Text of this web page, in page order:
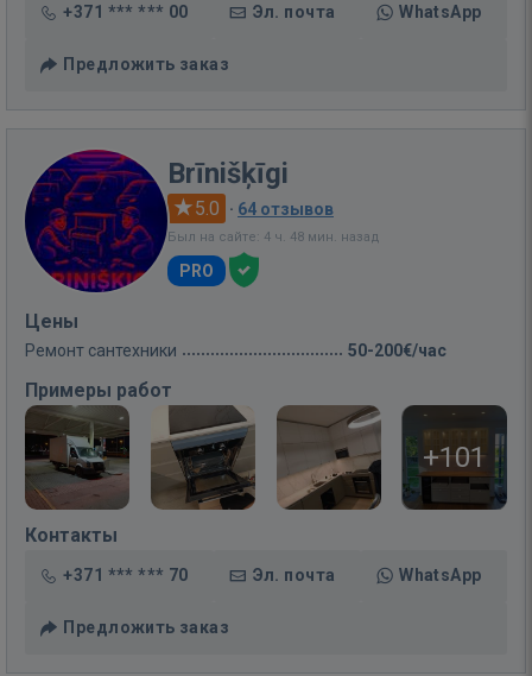
+371 *** *** 00 Эл. почта WhatsApp
Предложить заказ
Brīnišķīgi
5.0 · 64 отзывов
Был на сайте: 4 ч. 48 мин. назад
PRO
Цены
Ремонт сантехники 50-200€/час
Примеры работ
+101
Контакты
+371 *** *** 70 Эл. почта WhatsApp
Предложить заказ